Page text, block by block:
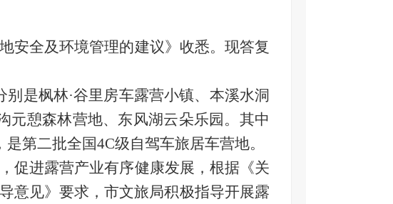
安全及环境管理的建议》收悉。现答复
是枫林·谷里房车露营小镇、本溪水洞
元憩森林营地、东风湖云朵乐园。其中
第二批全国4C级自驾车旅居车营地。
促进露营产业有序健康发展，根据《关
意见》要求，市文旅局积极指导开展露